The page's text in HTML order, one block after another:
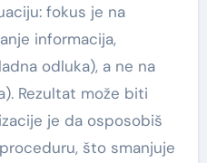
fokus je na
informacija,
odluka), a ne na
Rezultat može biti
je da osposobiš
što smanjuje